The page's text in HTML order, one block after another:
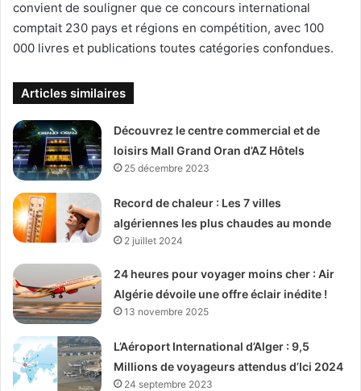
convient de souligner que ce concours international
comptait 230 pays et régions en compétition, avec 100
000 livres et publications toutes catégories confondues.
Articles similaires
Découvrez le centre commercial et de
loisirs Mall Grand Oran d’AZ Hôtels
25 décembre 2023
Record de chaleur : Les 7 villes
algériennes les plus chaudes au monde
2 juillet 2024
24 heures pour voyager moins cher : Air
Algérie dévoile une offre éclair inédite !
13 novembre 2025
L’Aéroport International d’Alger : 9,5
Millions de voyageurs attendus d’Ici 2024
24 septembre 2023